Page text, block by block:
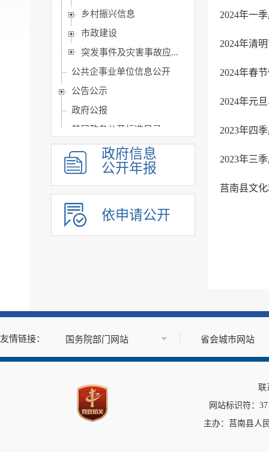
乡村振兴信息
市政建设
突发事件及灾害事故应...
公共企事业单位信息公开
公告公示
政府公报
基层政务公开标准目录
政府信息
公开年报
依申请公开
2024年一
2024年清
2024年春
2024年元
2023年四
2023年三
莒南县文